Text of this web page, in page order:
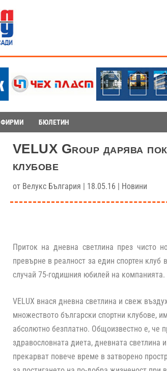
ФИРМИ БЮЛЕТИН
VELUX Group дарява
клубове
от Велукс България | 18.05.16 | Новини
Приток на дневна светлина през чисто
превърне в реалност за един спортен
случай 75-годишния юбилей на компанията.
VELUX внася дневна светлина и свеж
множеството български спортни клубове,
абсолютно безплатно. Общоизвестно е, че
здравословната диета, дневната светлина
прекарват повече време в затворено